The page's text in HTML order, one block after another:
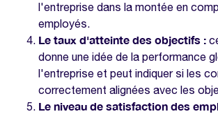
l'entreprise dans la montée en
employés.
Le taux d'atteinte des objectifs :
donne une idée de la performance
l'entreprise et peut indiquer si les
correctement alignées avec les
Le niveau de satisfaction des